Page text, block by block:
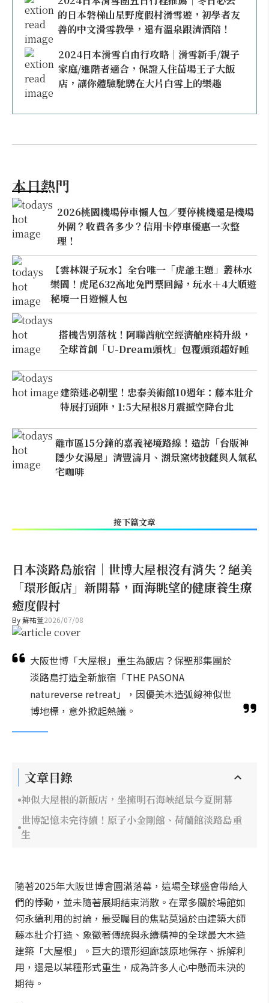
的日本磐梯山星野度假村滑雪遊，初學者友
善的中文滑雪教學，還有溫泉跟清酒陪！
2024日本滑雪自由行攻略｜滑雪新手/親子
家庭/進階者適合，保證入住苗場王子大飯
店，讓你體驗馳騁在大片白雪上的樂趣
本日熱門
2026桃園機場停車懶人包／要停桃機還是機場
外圍？收費各多少？信用卡停車優惠一次整
理！
【雲林親子玩水】全台唯一「虎爺主題」叢林水
樂園！虎尾632高地免門票回歸，玩水＋4大順遊
秘境一日遊懶人包
搭機告別落枕！阿聯酋航空經濟艙座椅升級，
全球首創「U-Dream頭枕」包覆頭頸超好睡
建築迷必朝聖！忠泰美術館10週年：藤本壯介
特展打頭陣，1:5大屋根8月震撼空降台北
離市區15分鐘的嘉義祕境路線！造訪「台版神
隱少女湯屋」清豐濤月、湖景窯烤披薩與人氣私
宅咖啡
接下篇文章
日本淡路島旅宿｜世博大屋根沒有消失？絕美
「環形飯店」新開幕，面海眺望的健康養生療
癒度假村
By蘇祐萱2026/07/08
大阪世博「大屋根」重生為飯店？保聖那集團於
淡路島打造全新旅宿「THE PASONA
natureverse retreat」，因優美木造弧線神似世
博地標，意外掀起熱議。
文章目錄
神似大屋根的新飯店，坐擁明石海峽絕景今夏開幕
世博記憶未完待續！原子小金剛館、荷蘭館淡路島重
生
隨著2025年大阪世博會圓滿落幕，這場全球盛會帶給人
們的悸動，並未隨著展期結束消散。在眾多關於場館如
何永續利用的討論，最受矚目的焦點莫過於由建築大師
藤本壯介打造、象徵著傳統與永續精神的全球最大木造
建築「大屋根」。巨大的環形迴廊該原地保存、拆解利
用，還是以某種形式重生，成為許多人心中懸而未決的
期待。